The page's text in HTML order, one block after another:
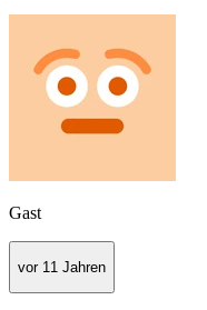
Gast
vor 11 Jahren